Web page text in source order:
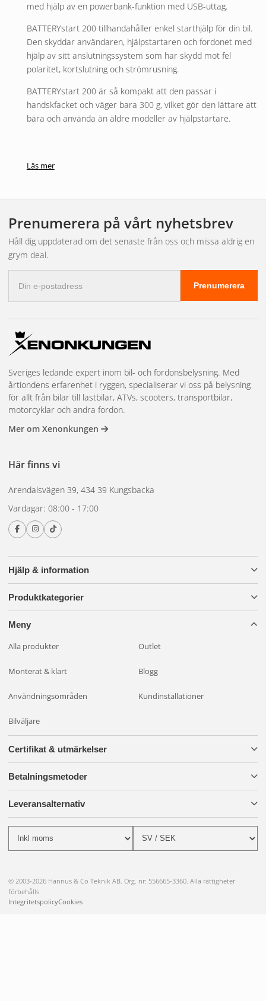
med hjälp av en powerbank-funktion med USB-uttag.
BATTERYstart 200 tillhandahåller enkel starthjälp för din bil.
Den skyddar användaren, hjälpstartaren och fordonet med
hjälp av sitt anslutningssystem som har skydd mot fel
polaritet, kortslutning och strömrusning.
BATTERYstart 200 är så kompakt att den passar i
handskfacket och väger bara 300 g, vilket gör den lättare att
bära och använda än äldre modeller av hjälpstartare.
Läs mer
Prenumerera på vårt nyhetsbrev
Håll dig uppdaterad om det senaste från oss och missa aldrig en
grym deal.
postadress
Prenumerera
Hjälp & information
Produktkategorier
Meny
Alla produkter Outlet
Monterat & klart Blogg
Användningsområden Kundinstallationer
Bilväljare
Sveriges ledande expert inom bil- och fordonsbelysning. Med
årtiondens erfarenhet i ryggen, specialiserar vi oss på belysning
för allt från bilar till lastbilar, ATVs, scooters, transportbilar,
motorcyklar och andra fordon.
Mer om Xenonkungen
Här finns vi
Arendalsvägen 39, 434 39 Kungsbacka
Vardagar: 08:00 - 17:00
Certifikat & utmärkelser
Betalningsmetoder
Leveransalternativ
© 2003-2026 Hannus & Co Teknik AB. Org. nr: 556665-3360. Alla rättigheter
förbehålls.
IntegritetspolicyCookies